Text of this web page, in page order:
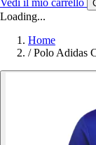
Vedi il mio carrello
Loading...
Home
/ Polo Adidas